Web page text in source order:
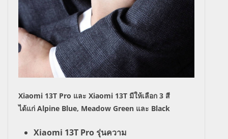
Xiaomi 13T Pro และ Xiaomi 13T มีให้เลือก 3 สี
ได้แก่ Alpine Blue, Meadow Green และ Black
Xiaomi 13T Pro รุ่นความ